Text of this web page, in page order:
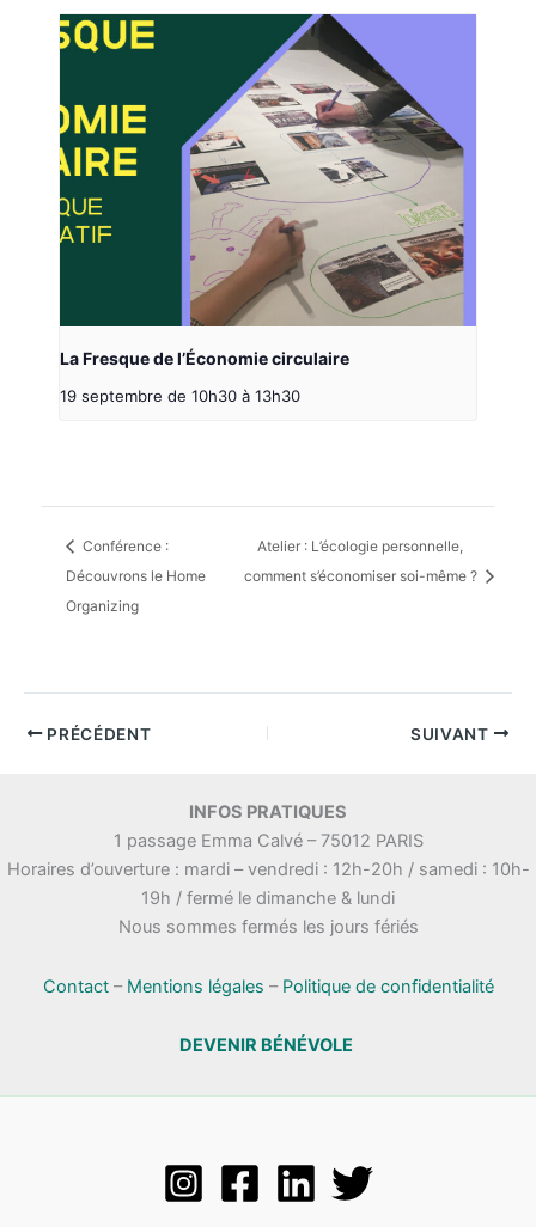
La Fresque de l’Économie circulaire
19 septembre de 10h30 à 13h30
Conférence :
Découvrons le Home
Organizing
Atelier : L’écologie personnelle,
comment s’économiser soi-même ?
PRÉCÉDENT SUIVANT
INFOS PRATIQUES
1 passage Emma Calvé – 75012 PARIS
Horaires d’ouverture : mardi – vendredi : 12h-20h / samedi : 10h-
19h / fermé le dimanche & lundi
Nous sommes fermés les jours fériés
Contact– Mentions légales – Politique de confidentialité
DEVENIR BÉNÉVOLE